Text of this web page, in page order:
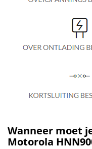
Wanneer moet
Motorola